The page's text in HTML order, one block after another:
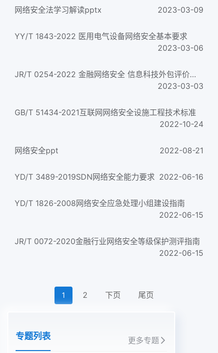
网络安全法学习解读pptx 2023-03-09
YY/T 1843-2022 医用电气设备网络安全基本要求
2023-03-06
JR/T 0254-2022 金融网络安全 信息科技外包评价指标数据元
2023-03-03
GB/T 51434-2021互联网网络安全设施工程技术标准
2022-10-24
网络安全ppt 2022-08-21
YD/T 3489-2019SDN网络安全能力要求 2022-06-16
YD/T 1826-2008网络安全应急处理小组建设指南
2022-06-15
JR/T 0072-2020金融行业网络安全等级保护测评指南
2022-06-15
1 2 下页 尾页
专题列表 更多专题